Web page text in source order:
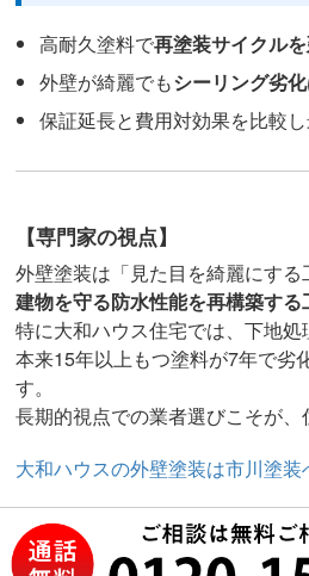
高耐久塗料で再塗装サイクル
外壁が綺麗でもシーリング劣
保証延長と費用対効果を比較
【専門家の視点】
外壁塗装は「見た目を綺麗にする
建物を守る防水性能を再構築する
特に大和ハウス住宅では、下地処
本来15年以上もつ塗料が7年で劣
す。
長期的視点での業者選びこそが、
大和ハウスの外壁塗装は市川塗装